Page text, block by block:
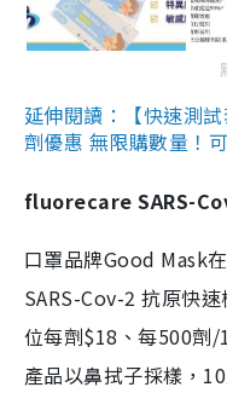
延伸閱讀：【快速測
劑優惠 無限購數量！
fluorecare SARS-
口罩品牌Good Mask
SARS-Cov-2 抗原快
位每劑$18、每500劑/
產品以鼻拭子採樣，